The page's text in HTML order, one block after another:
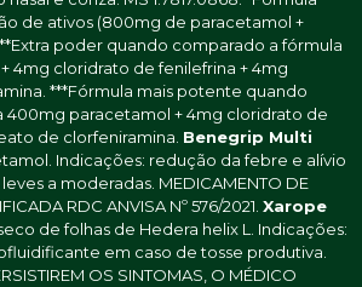
de ativos (800mg de paracetamol +
poder quando comparado a fórmula
4mg cloridrato de fenilefrina + 4mg
***Fórmula mais potente quando
400mg paracetamol + 4mg cloridrato de
de clorfeniramina. Benegrip Multi
Indicações: redução da febre e alívio
a moderadas. MEDICAMENTO DE
RDC ANVISA Nº 576/2021. Xarope
seco de folhas de Hedera helix L. Indicações:
em caso de tosse produtiva.
OS SINTOMAS, O MÉDICO